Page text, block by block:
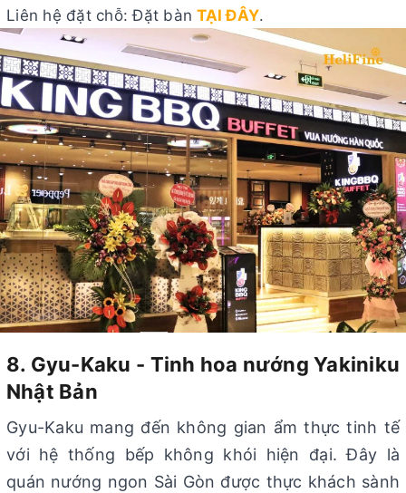
Liên hệ đặt chỗ: Đặt bànTẠI ĐÂY.
8. Gyu-Kaku - Tinh hoa nướng Yakiniku
Nhật Bản
Gyu-Kaku mang đến không gian ẩm thực tinh tế
với hệ thống bếp không khói hiện đại. Đây là
quán nướng ngon Sài Gòn được thực khách sành